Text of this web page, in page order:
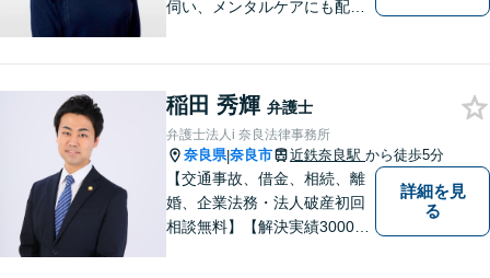
伺い、メンタルケアにも配慮
策をご提案【LINE利用可】
【平日夜間、土日祝日、応相
談】
稲田 秀輝 弁護士
弁護士法人i 奈良法律事務所
奈良県|奈良市 近鉄奈良駅 から徒歩5分
【交通事故、借金、相続、離
婚、企業法務・法人破産初回
相談無料】【解決実績3000件
詳細を見
る